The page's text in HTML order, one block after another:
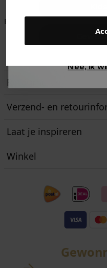
Betaal achteraf met
is
Retourneren
Verzend- en
Laat je inspireren
Winkel
Nee, ik